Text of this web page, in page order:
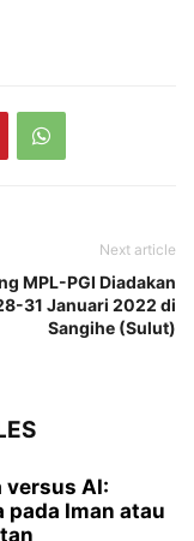
Next article
MPL-PGI Diadakan
31 Januari 2022 di
Sangihe (Sulut)
versus AI:
pada Iman atau